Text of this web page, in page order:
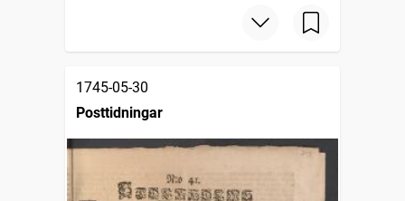
1745-05-30
Posttidningar